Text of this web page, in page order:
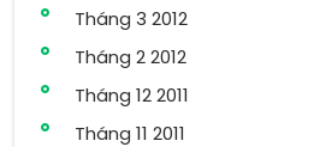
Tháng 3 2012
Tháng 2 2012
Tháng 12 2011
Tháng 11 2011